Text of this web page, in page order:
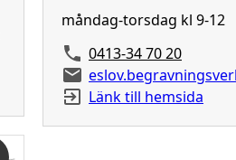
måndag-torsdag kl 9-12
0413-34 70 20
Länk till hemsida